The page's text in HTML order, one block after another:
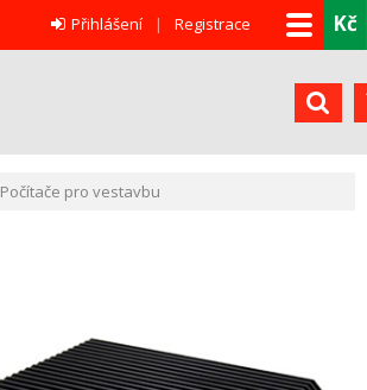
Kč
Přihlášení Registrace
Počítače pro vestavbu